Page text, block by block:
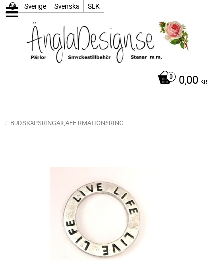
Sverige Svenska SEK
0,00 KR
BUDSKAPSRINGAR,AFFIRMATIONSRING,